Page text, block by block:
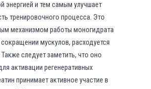
энергией и тем самым улучшает
тренировочного процесса. Это
механизмом работы моногидрата
мускулов, расходуется
следует заметить, что оно
активации регенеративных
принимает активное участие в